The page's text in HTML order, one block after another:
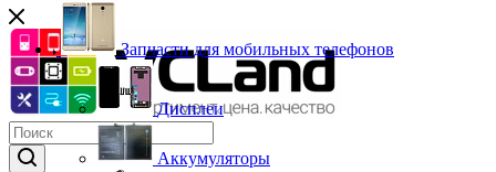
Запчасти для мобильных телефонов
Дисплеи
Аккумуляторы